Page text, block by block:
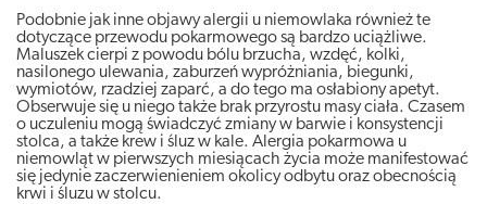
Podobnie jak inne objawy alergii u niemowlaka również te
dotyczące przewodu pokarmowego są bardzo uciążliwe.
Maluszek cierpi z powodu bólu brzucha, wzdęć, kolki,
nasilonego ulewania, zaburzeń wypróżniania, biegunki,
wymiotów, rzadziej zaparć, a do tego ma osłabiony apetyt.
Obserwuje się u niego także brak przyrostu masy ciała. Czasem
o uczuleniu mogą świadczyć zmiany w barwie i konsystencji
stolca, a także krew i śluz w kale. Alergia pokarmowa u
niemowląt w pierwszych miesiącach życia może manifestować
się jedynie zaczerwienieniem okolicy odbytu oraz obecnością
krwi i śluzu w stolcu.